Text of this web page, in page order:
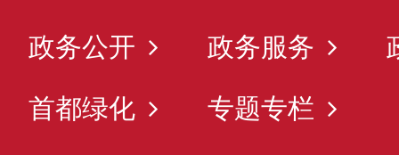
政务公开 政务服务
首都绿化 专题专栏